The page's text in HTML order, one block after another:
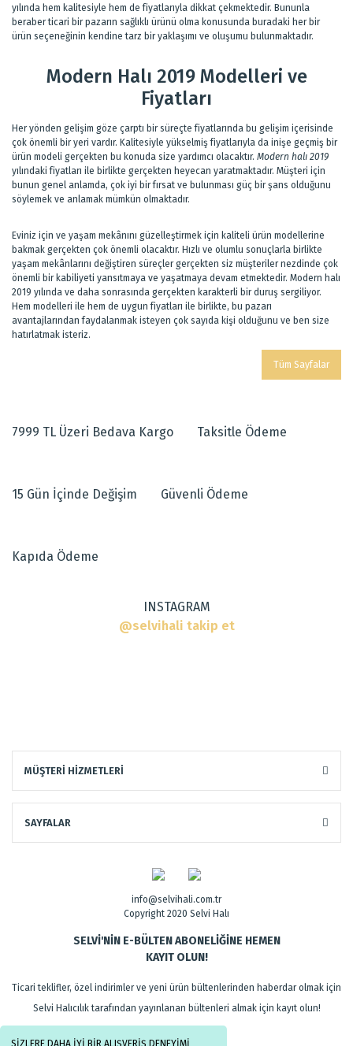
yılında hem kalitesiyle hem de fiyatlarıyla dikkat çekmektedir. Bununla
beraber ticari bir pazarın sağlıklı ürünü olma konusunda buradaki her bir
ürün seçeneğinin kendine tarz bir yaklaşımı ve oluşumu bulunmaktadır.
Modern Halı 2019 Modelleri ve
Fiyatları
Her yönden gelişim göze çarptı bir süreçte fiyatlarında bu gelişim içerisinde
çok önemli bir yeri vardır. Kalitesiyle yükselmiş fiyatlarıyla da inişe geçmiş bir
ürün modeli gerçekten bu konuda size yardımcı olacaktır. Modern halı 2019
yılındaki fiyatları ile birlikte gerçekten heyecan yaratmaktadır. Müşteri için
bunun genel anlamda, çok iyi bir fırsat ve bulunması güç bir şans olduğunu
söylemek ve anlamak mümkün olmaktadır.
Eviniz için ve yaşam mekânını güzelleştirmek için kaliteli ürün modellerine
bakmak gerçekten çok önemli olacaktır. Hızlı ve olumlu sonuçlarla birlikte
yaşam mekânlarını değiştiren süreçler gerçekten siz müşteriler nezdinde çok
önemli bir kabiliyeti yansıtmaya ve yaşatmaya devam etmektedir. Modern halı
2019 yılında ve daha sonrasında gerçekten karakterli bir duruş sergiliyor.
Hem modelleri ile hem de uygun fiyatları ile birlikte, bu pazarı
avantajlarından faydalanmak isteyen çok sayıda kişi olduğunu ve ben size
hatırlatmak isteriz.
Tüm Sayfalar
7999 TL Üzeri Bedava Kargo Taksitle Ödeme
15 Gün İçinde Değişim Güvenli Ödeme
Kapıda Ödeme
INSTAGRAM
@selvihali takip et
MÜŞTERİ HİZMETLERİ
SAYFALAR
info@selvihali.com.tr
Copyright 2020 Selvi Halı
SELVİ'NİN E-BÜLTEN ABONELİĞİNE HEMEN
KAYIT OLUN!
Ticari teklifler, özel indirimler ve yeni ürün bültenlerinden haberdar olmak için
Selvi Halıcılık tarafından yayınlanan bültenleri almak için kayıt olun!